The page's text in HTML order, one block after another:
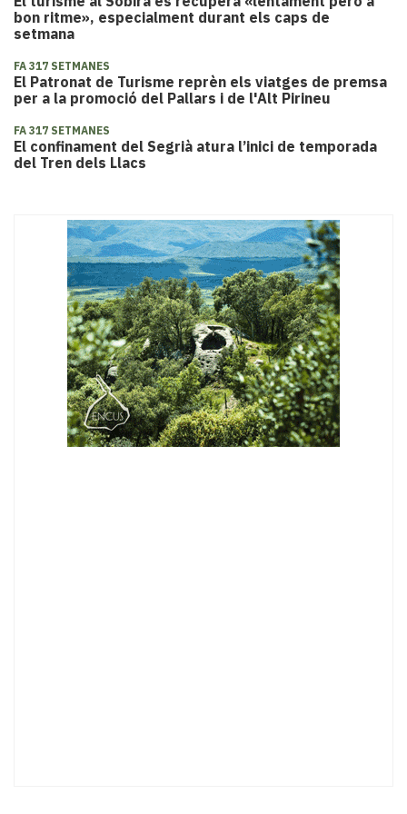
bon ritme», especialment durant els caps de
setmana
FA 317 SETMANES
El Patronat de Turisme reprèn els viatges de premsa
per a la promoció del Pallars i de l'Alt Pirineu
FA 317 SETMANES
El confinament del Segrià atura l’inici de temporada
del Tren dels Llacs